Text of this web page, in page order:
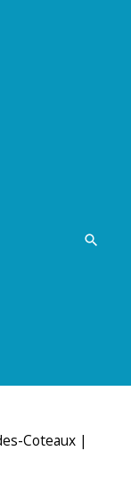
Coteaux|